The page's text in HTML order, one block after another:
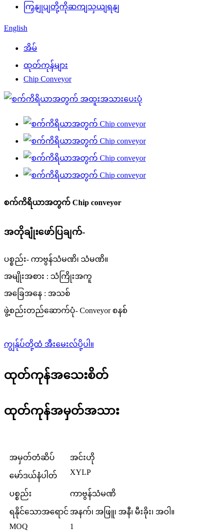
ကြှနျုပျတို့ကိုဆကျသှယျရနျ
English
အိမ်
ထုတ်ကုန်များ
Chip Conveyor
စက်ကိရိယာအတွက် Chip conveyor
အတိုချုံးဖော်ပြချက်-
ပစ္စည်း- ကာဗွန်သံမဏိ၊ သံမဏိ။
အမျိုးအစား : သံကြိုးအကူ
အခြေအနေ : အသစ်
ဖွဲ့စည်းတည်ဆောက်ပုံ- Conveyor စနစ်
ကျွန်ုပ်တို့ထံ အီးမေးလ်ပို့ပါ။
ထုတ်ကုန်အသေးစိတ်
ထုတ်ကုန်အမှတ်အသား
အမှတ်တံဆိပ် အင်းဟို
မော်ဒယ်နံပါတ် XYLP
ပစ္စည်း ကာဗွန်သံမဏိ
ရနိုင်သောအရောင် အနက်၊ အဖြူ၊ အနီ၊ မီးခိုး၊ အဝါ။
MOQ
1